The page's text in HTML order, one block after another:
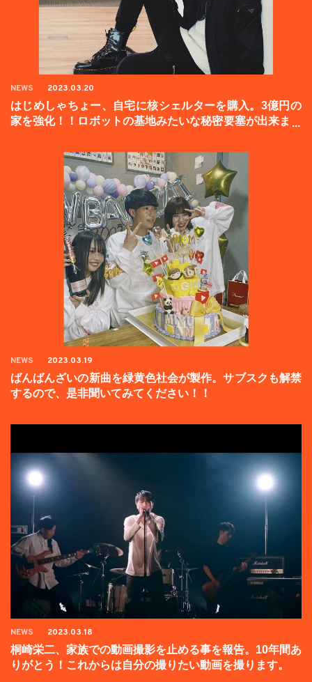
NEWS 2023.03.20
はじめしゃちょー、自宅に核シェルターを購入。3億円の
家を強化！！ロボットの基地みたいな秘密要塞が出来まし
NEWS 2023.03.19
ばんばんざいの新曲を緑黄色社会が製作。サブスクも解禁
するので、是非聞いてみてください！！
NEWS 2023.03.18
桐崎栄二、家族での動画撮影を止める事を報告。10年間あ
りがとう！これからは自分の撮りたい動画を撮ります。